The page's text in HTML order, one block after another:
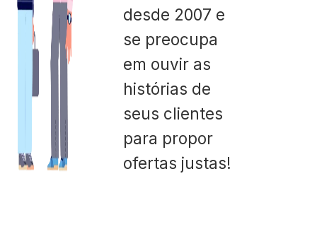
desde 2007 e
se preocupa
em ouvir as
histórias de
seus clientes
para propor
ofertas justas!